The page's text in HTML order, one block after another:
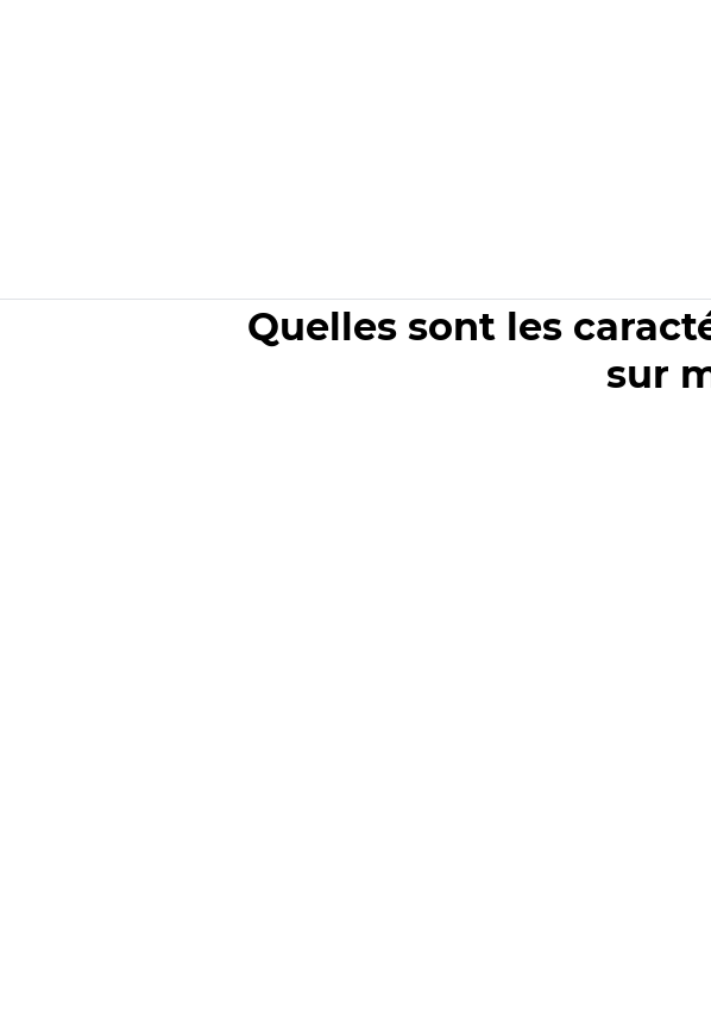
Quelles sont les
sur